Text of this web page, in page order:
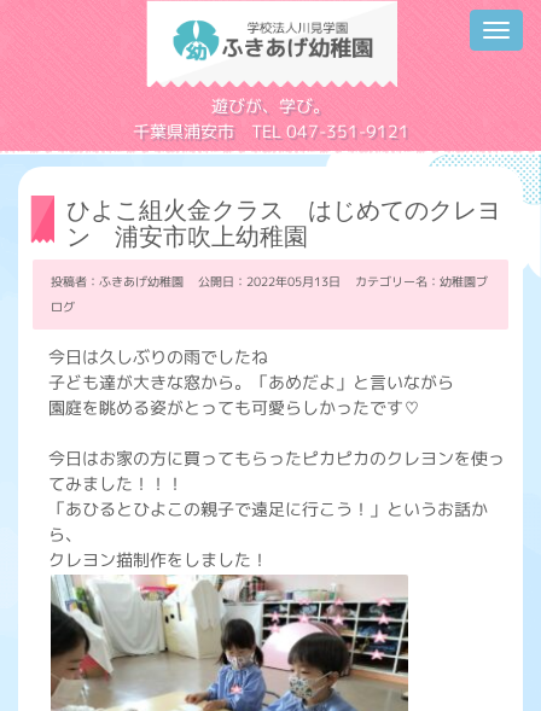
遊びが、学び。
千葉県浦安市 TEL 047-351-9121
ひよこ組火金クラス はじめてのクレヨ
ン 浦安市吹上幼稚園
投稿者：ふきあげ幼稚園 公開日：2022年05月13日 カテゴリー名： 幼稚園ブ
ログ
今日は久しぶりの雨でしたね
子ども達が大きな窓から。「あめだよ」と言いながら
園庭を眺める姿がとっても可愛らしかったです♡
今日はお家の方に買ってもらったピカピカのクレヨンを使っ
てみました！！！
「あひるとひよこの親子で遠足に行こう！」というお話か
ら、
クレヨン描制作をしました！